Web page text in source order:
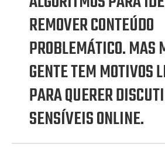
REMOVER CONTEÚDO
PROBLEMÁTICO. MAS
GENTE TEM MOTIVOS
PARA QUERER
SENSÍVEIS ONLINE.